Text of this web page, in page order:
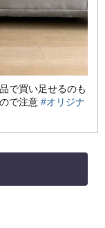
で買い足せるのも
で注意 #オリジナ